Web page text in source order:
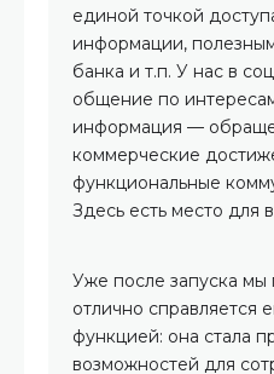
единой точкой
информации,
банка и т.п. У нас в
общение по
информация —
коммерческие
функциональные
Здесь есть место для
Уже после запуска мы
отлично справляется
функцией: она стала
возможностей для